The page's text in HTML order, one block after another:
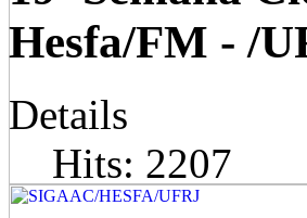
Hesfa/FM - /
Details
Hits: 2207